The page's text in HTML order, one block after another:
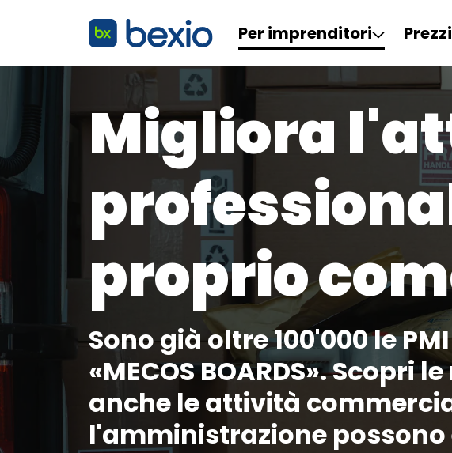
Per imprenditori Prezzi
Migliora
proprio
Sono già oltre 100'000 le
«MECOS BOARDS».
anche le attività
l'amministrazione